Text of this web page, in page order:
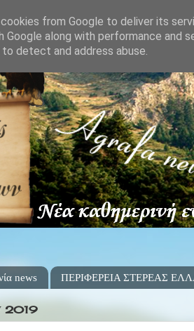
news ΠΕΡΙΦΕΡΕΙΑ ΣΤΕΡΕΑΣ
2019
from Google to deliver its
Google along with performance and
detect and address abuse.